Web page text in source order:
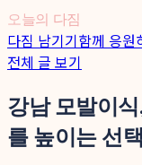
오늘의 다짐
다짐 남기기함께 응원
전체 글 보기
강남 모발이
를 높이는 선